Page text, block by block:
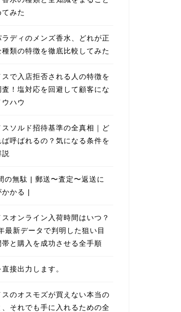
てみた
ラディのメンズ香水、どれが正
種類の特徴を徹底比較してみた
スで入店拒否される人の特徴を
査！塩対応を回避して顧客にな
ハウ
スソルド招待基準の全真相｜ど
ば呼ばれるの？気になる条件を
の無駄 | 郵送〜査定〜返送に
かる |
スオンライン入荷時間はいつ？
最新データで判明した狙い目
帯と購入を成功させる全手順
接出力します。
スのオスモズが買えない本当の
、それでも手に入れるための全